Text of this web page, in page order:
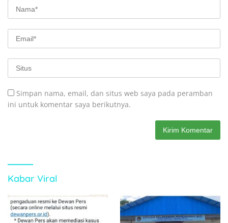
Simpan nama, email, dan situs web saya pada peramban
ini untuk komentar saya berikutnya.
Kabar Viral